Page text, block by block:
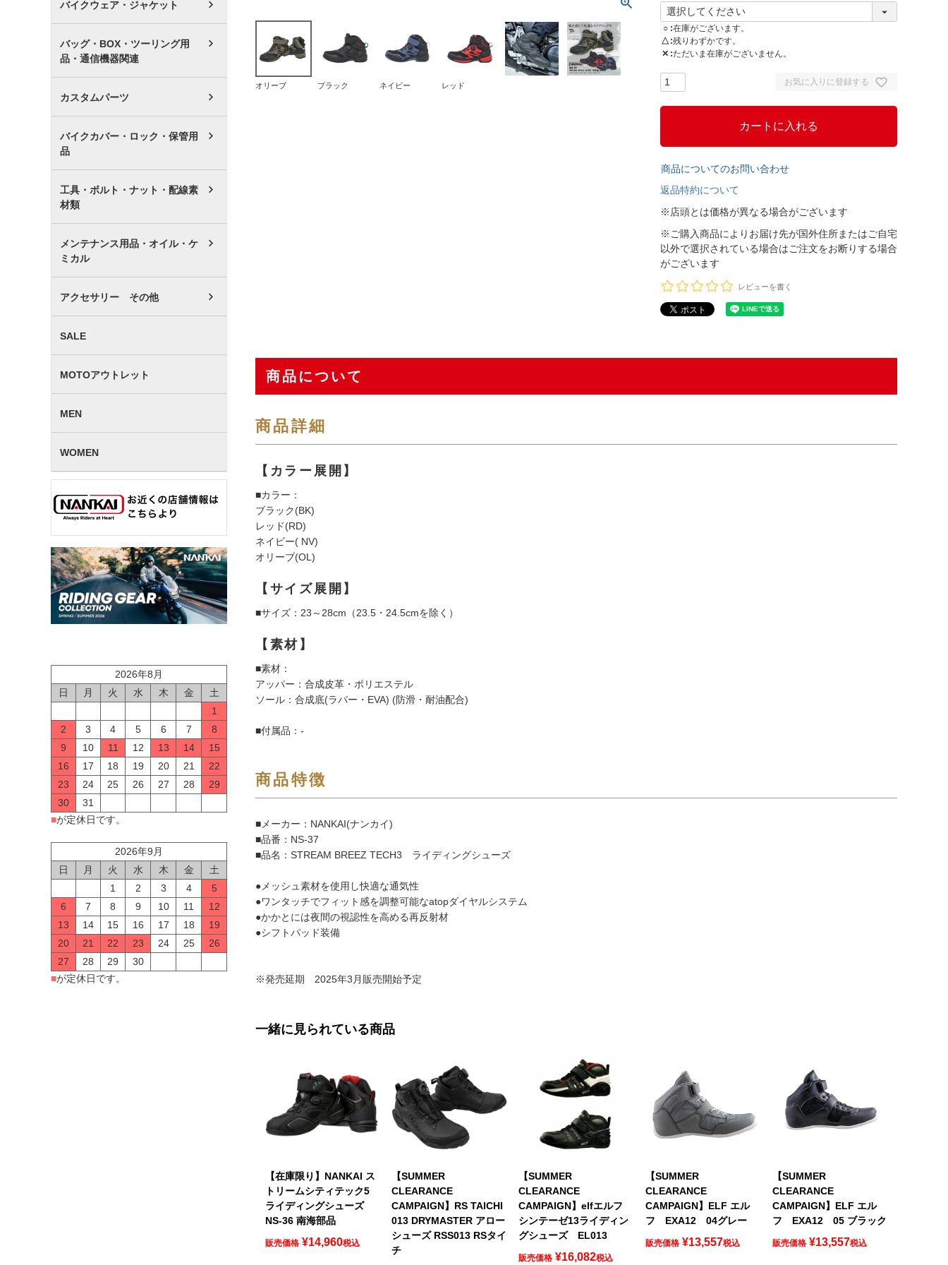
バイクウェア・ジャケット
バッグ・BOX・ツーリング用
品・通信機器関連
カスタムパーツ
バイクカバー・ロック・保管用
品
工具・ボルト・ナット・配線素
材類
メンテナンス用品・オイル・ケ
ミカル
アクセサリー その他
SALE
MOTOアウトレット
MEN
WOMEN
2026年8月
日
月 火 水 木 金
土
1
2
3 4 5 6 7
8
9
10 11 12 13 14
15
16
17 18 19 20 21
22
23
24 25 26 27 28
29
30
31
■が定休日です。
2026年9月
日
月 火 水 木 金
土
1
2 3 4
5
6
7 8 9 10 11
12
13
14 15 16 17 18
19
20
21 22 23 24 25
26
27
28 29
30
■が定休日です。
オリーブ ブラック ネイビー レッド
○ 在庫がございます。
△ 残りわずかです。
✕ ただいま在庫がございません。
お気に入りに登録する
カートに入れる
商品についてのお問い合わせ
返品特約について
※店頭とは価格が異なる場合がございます
※ご購入商品によりお届け先が国外住所またはご自宅
以外で選択されている場合はご注文をお断りする場合
がございます
レビューを書く
商品について
商品詳細
【カラー展開】
■カラー：
ブラック(BK)
レッド(RD)
ネイビー( NV)
オリーブ(OL)
【サイズ展開】
■サイズ：23～28cm（23.5・24.5cmを除く）
【素材】
■素材：
アッパー：合成皮革・ポリエステル
ソール：合成底(ラバー・EVA) (防滑・耐油配合)
■付属品：-
商品特徴
■メーカー：NANKAI(ナンカイ)
■品番：NS-37
■品名：STREAM BREEZ TECH3 ライディングシューズ
●メッシュ素材を使用し快適な通気性
●ワンタッチでフィット感を調整可能なatopダイヤルシステム
●かかとには夜間の視認性を高める再反射材
●シフトパッド装備
※発売延期 2025年3月販売開始予定
一緒に見られている商品
【在庫限り】NANKAI ス
トリームシティテック5
ライディングシューズ
NS-36 南海部品
販売価格 ¥14,960税込
【SUMMER
CLEARANCE
CAMPAIGN】RS TAICHI
013 DRYMASTER アロー
シューズ RSS013 RSタイ
チ
【SUMMER
CLEARANCE
CAMPAIGN】elfエルフ
シンテーゼ13ライディン
グシューズ EL013
販売価格 ¥16,082税込
【SUMMER
CLEARANCE
CAMPAIGN】ELF エル
フ EXA12 04グレー
販売価格 ¥13,557税込
【SUMMER
CLEARANCE
CAMPAIGN】ELF エル
フ EXA12 05 ブラック
販売価格 ¥13,557税込